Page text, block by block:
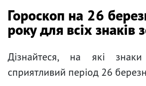
Гороскоп на 26
року для всіх знаків
Дізнайтеся, на які
сприятливий період 26